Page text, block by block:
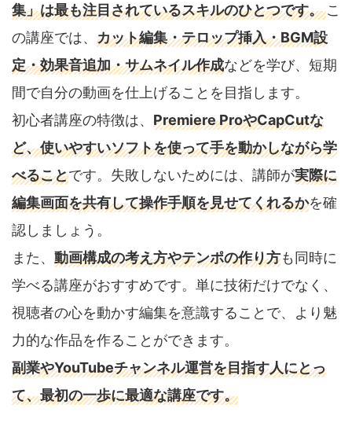
集」は最も注目されているスキルのひとつです。こ
の講座では、 カット編集・テロップ挿入・BGM設
定・効果音追加・サムネイル作成などを学び、短期
間で自分の動画を仕上げることを目指します。
初心者講座の特徴は、 Premiere ProやCapCutな
ど、使いやすいソフトを使って手を動かしながら学
べることです。失敗しないためには、講師が実際に
編集画面を共有して操作手順を見せてくれるかを確
認しましょう。
また、 動画構成の考え方やテンポの作り方も同時に
学べる講座がおすすめです。単に技術だけでなく、
視聴者の心を動かす編集を意識することで、より魅
力的な作品を作ることができます。
副業やYouTubeチャンネル運営を目指す人にとっ
て、最初の一歩に最適な講座です。